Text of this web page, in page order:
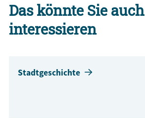
Das könnte Sie auch
interessieren
Stadtgeschichte